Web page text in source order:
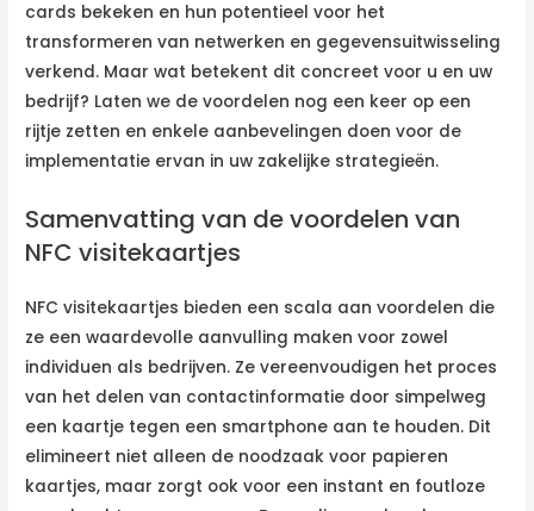
cards bekeken en hun potentieel voor het
transformeren van netwerken en gegevensuitwisseling
verkend. Maar wat betekent dit concreet voor u en uw
bedrijf? Laten we de voordelen nog een keer op een
rijtje zetten en enkele aanbevelingen doen voor de
implementatie ervan in uw zakelijke strategieën.
Samenvatting van de voordelen van
NFC visitekaartjes
NFC visitekaartjes bieden een scala aan voordelen die
ze een waardevolle aanvulling maken voor zowel
individuen als bedrijven. Ze vereenvoudigen het proces
van het delen van contactinformatie door simpelweg
een kaartje tegen een smartphone aan te houden. Dit
elimineert niet alleen de noodzaak voor papieren
kaartjes, maar zorgt ook voor een instant en foutloze